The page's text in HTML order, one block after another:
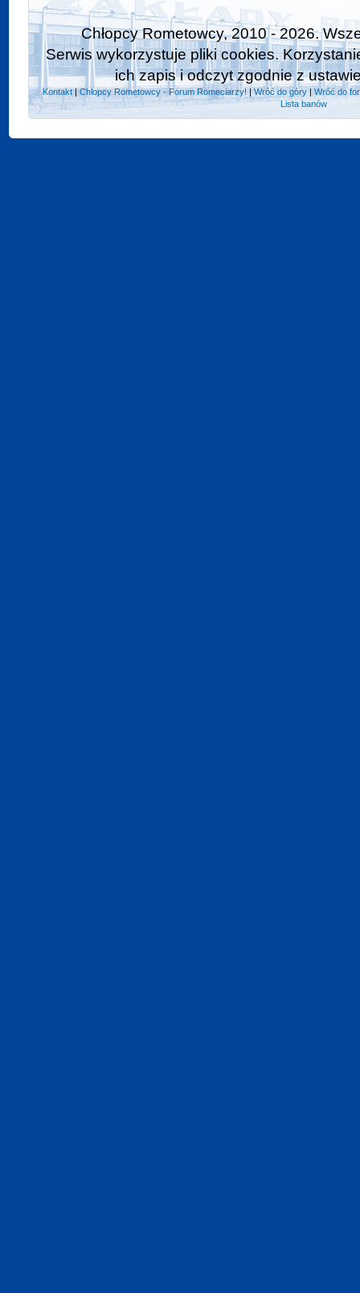
Chłopcy Rometowcy, 2010 - 2026.
Serwis wykorzystuje pliki cookies.
ich zapis i odczyt zgodnie z
Kontakt| Chlopcy Rometowcy - Forum Romeciarzy! |Wróć do góry| Wróć do
Lista banów